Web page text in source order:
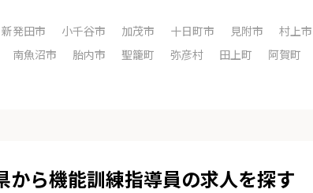
新発田市 小千谷市 加茂市 十日町市 見附市 村上市
南魚沼市 胎内市 聖籠町 弥彦村 田上町 阿賀町
から機能訓練指導員の求人を探す